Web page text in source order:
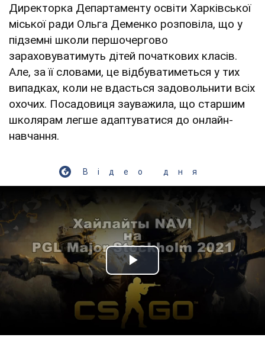
Директорка Департаменту освіти Харківської
міської ради Ольга Деменко розповіла, що у
підземні школи першочергово
зараховуватимуть дітей початкових класів.
Але, за її словами, це відбуватиметься у тих
випадках, коли не вдасться задовольнити всіх
охочих. Посадовиця зауважила, що старшим
школярам легше адаптуватися до онлайн-
навчання.
Відео дня
Play Video